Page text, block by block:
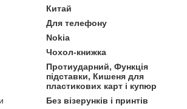
Китай
Для телефону
Nokia
Чохол-книжка
Протиударний, Функція
підставки, Кишеня для
пластикових карт і купюр
Без візерунків і принтів